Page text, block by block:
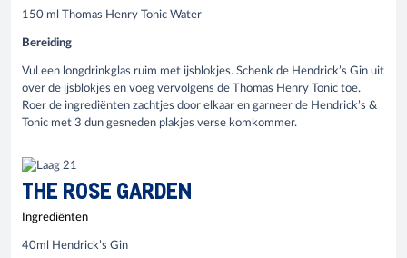
150 ml Thomas Henry Tonic Water
Bereiding
Vul een longdrinkglas ruim met ijsblokjes. Schenk de Hendrick’s Gin uit
over de ijsblokjes en voeg vervolgens de Thomas Henry Tonic toe.
Roer de ingrediënten zachtjes door elkaar en garneer de Hendrick’s &
Tonic met 3 dun gesneden plakjes verse komkommer.
THE ROSE GARDEN
Ingrediënten
40ml Hendrick’s Gin